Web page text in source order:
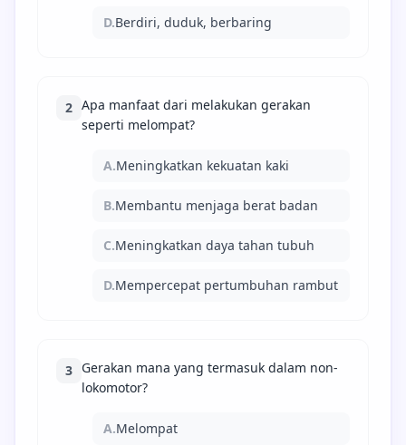
D.Berdiri, duduk, berbaring
2 Apa manfaat dari melakukan gerakan
seperti melompat?
A.Meningkatkan kekuatan kaki
B.Membantu menjaga berat badan
C.Meningkatkan daya tahan tubuh
D.Mempercepat pertumbuhan rambut
3 Gerakan mana yang termasuk dalam non-
lokomotor?
A.Melompat